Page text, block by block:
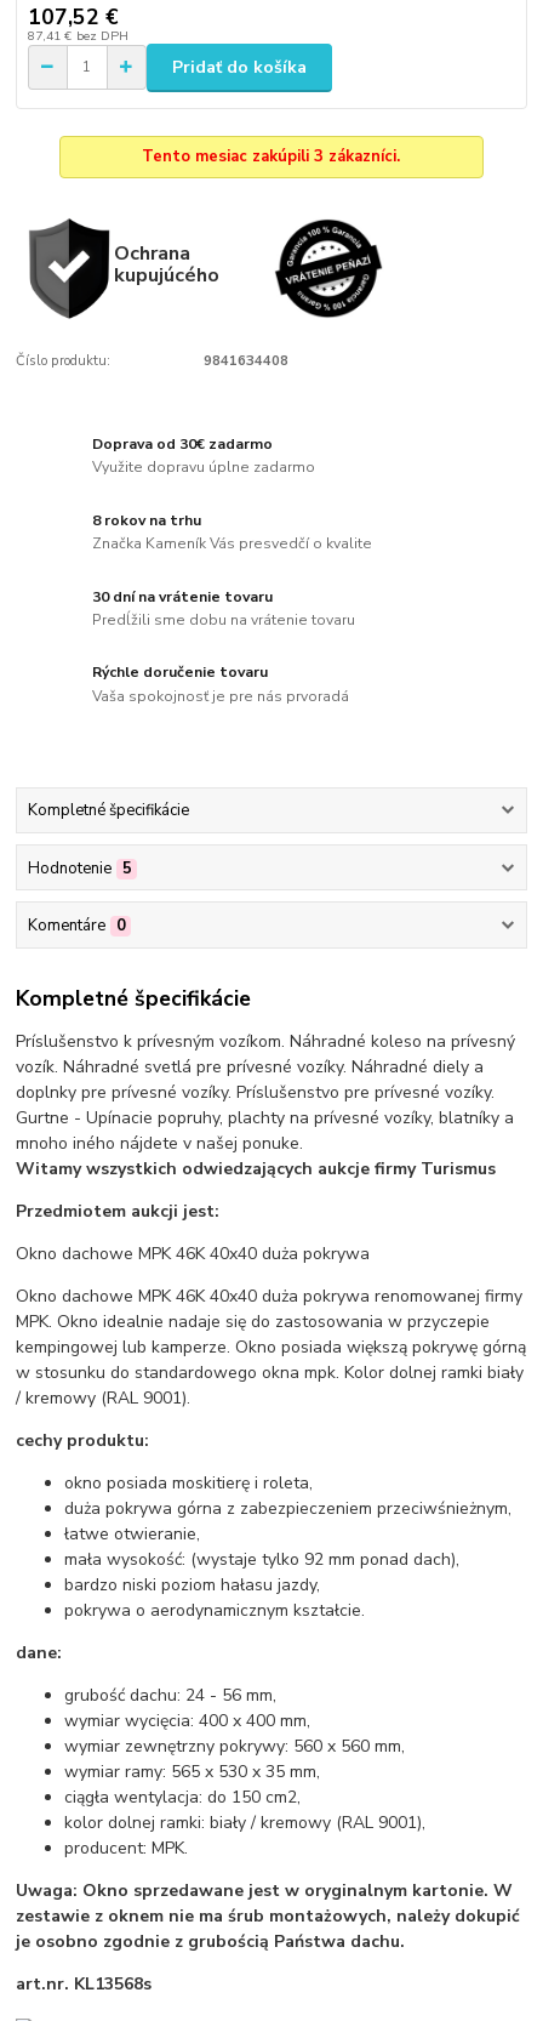
107,52 €
87,41 € bez DPH
Pridať do košíka
Tento mesiac zakúpili 3 zákazníci.
Ochrana
kupujúcého
Číslo produktu: 9841634408
Doprava od 30€ zadarmo
Využite dopravu úplne zadarmo
8 rokov na trhu
Značka Kameník Vás presvedčí o kvalite
30 dní na vrátenie tovaru
Predĺžili sme dobu na vrátenie tovaru
Rýchle doručenie tovaru
Vaša spokojnosť je pre nás prvoradá
Kompletné špecifikácie
Hodnotenie 5
Komentáre 0
Kompletné špecifikácie
Príslušenstvo k prívesným vozíkom. Náhradné koleso na prívesný
vozík. Náhradné svetlá pre prívesné vozíky. Náhradné diely a
doplnky pre prívesné vozíky. Príslušenstvo pre prívesné vozíky.
Gurtne - Upínacie popruhy, plachty na prívesné vozíky, blatníky a
mnoho iného nájdete v našej ponuke.
Witamy wszystkich odwiedzających aukcje firmy Turismus
Przedmiotem aukcji jest:
Okno dachowe MPK 46K 40x40 duża pokrywa
Okno dachowe MPK 46K 40x40 duża pokrywa renomowanej firmy
MPK. Okno idealnie nadaje się do zastosowania w przyczepie
kempingowej lub kamperze. Okno posiada większą pokrywę górną
w stosunku do standardowego okna mpk. Kolor dolnej ramki biały
/ kremowy (RAL 9001).
cechy produktu:
okno posiada moskitierę i roleta,
duża pokrywa górna z zabezpieczeniem przeciwśnieżnym,
łatwe otwieranie,
mała wysokość: (wystaje tylko 92 mm ponad dach),
bardzo niski poziom hałasu jazdy,
pokrywa o aerodynamicznym kształcie.
dane:
grubość dachu: 24 - 56 mm,
wymiar wycięcia: 400 x 400 mm,
wymiar zewnętrzny pokrywy: 560 x 560 mm,
wymiar ramy: 565 x 530 x 35 mm,
ciągła wentylacja: do 150 cm2,
kolor dolnej ramki: biały / kremowy (RAL 9001),
producent: MPK.
Uwaga: Okno sprzedawane jest w oryginalnym kartonie.W
zestawie z oknem nie ma śrub montażowych, należy dokupić
je osobno zgodnie z grubością Państwa dachu.
art.nr. KL13568s